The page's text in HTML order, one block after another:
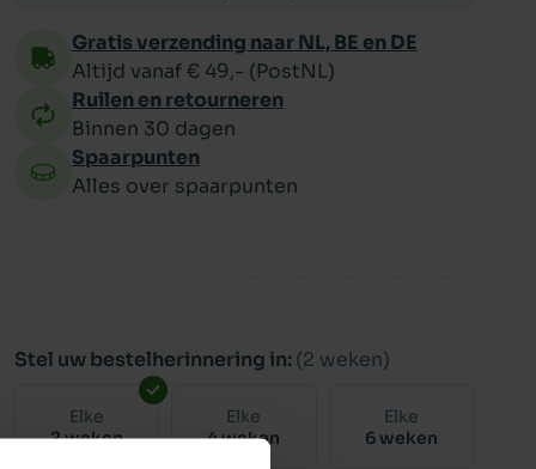
Gratis verzending naar NL, BE en DE
Altijd vanaf € 49,- (PostNL)
Ruilen en retourneren
Binnen 30 dagen
Spaarpunten
Alles over spaarpunten
Stel uw bestelherinnering in: (2 weken)
Elke
2 weken
Elke
4 weken
Elke
6 weken